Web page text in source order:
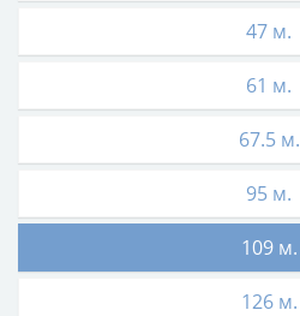
47 м.
61 м.
67.5 м.
95 м.
109 м.
126 м.